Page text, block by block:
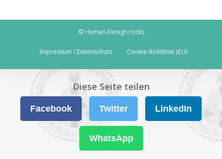
© Human-Design.rocks
Impressum / Datenschutz Cookie-Richtlinie (EU)
Diese Seite teilen
Facebook Twitter LinkedIn
WhatsApp